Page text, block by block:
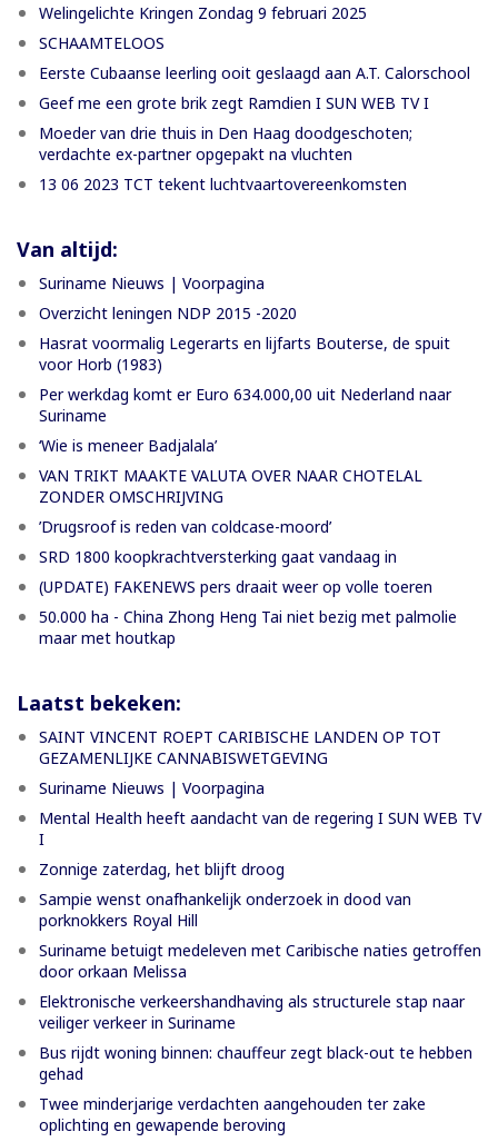
Welingelichte Kringen Zondag 9 februari 2025
SCHAAMTELOOS
Eerste Cubaanse leerling ooit geslaagd aan A.T. Calorschool
Geef me een grote brik zegt Ramdien I SUN WEB TV I
Moeder van drie thuis in Den Haag doodgeschoten;
verdachte ex-partner opgepakt na vluchten
13 06 2023 TCT tekent luchtvaartovereenkomsten
Van altijd:
Suriname Nieuws | Voorpagina
Overzicht leningen NDP 2015 -2020
Hasrat voormalig Legerarts en lijfarts Bouterse, de spuit
voor Horb (1983)
Per werkdag komt er Euro 634.000,00 uit Nederland naar
Suriname
‘Wie is meneer Badjalala’
VAN TRIKT MAAKTE VALUTA OVER NAAR CHOTELAL
ZONDER OMSCHRIJVING
’Drugsroof is reden van coldcase-moord’
SRD 1800 koopkrachtversterking gaat vandaag in
(UPDATE) FAKENEWS pers draait weer op volle toeren
50.000 ha - China Zhong Heng Tai niet bezig met palmolie
maar met houtkap
Laatst bekeken:
SAINT VINCENT ROEPT CARIBISCHE LANDEN OP TOT
GEZAMENLIJKE CANNABISWETGEVING
Suriname Nieuws | Voorpagina
Mental Health heeft aandacht van de regering I SUN WEB TV
I
Zonnige zaterdag, het blijft droog
Sampie wenst onafhankelijk onderzoek in dood van
porknokkers Royal Hill
Suriname betuigt medeleven met Caribische naties getroffen
door orkaan Melissa
Elektronische verkeershandhaving als structurele stap naar
veiliger verkeer in Suriname
Bus rijdt woning binnen: chauffeur zegt black-out te hebben
gehad
Twee minderjarige verdachten aangehouden ter zake
oplichting en gewapende beroving